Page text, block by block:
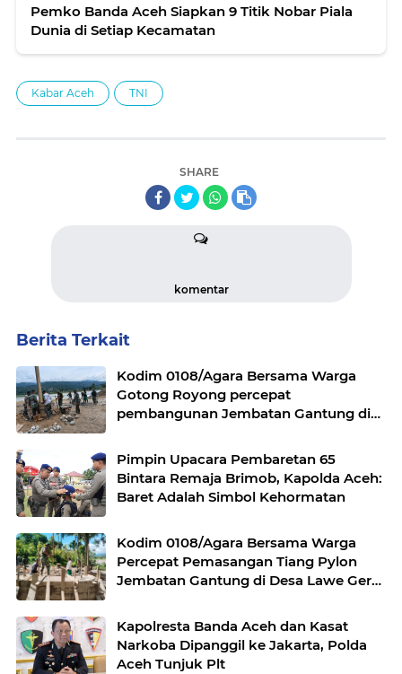
Pemko Banda Aceh Siapkan 9 Titik Nobar Piala
Dunia di Setiap Kecamatan
Kabar Aceh TNI
SHARE
komentar
Berita Terkait
Kodim 0108/Agara Bersama Warga
Gotong Royong percepat
pembangunan Jembatan Gantung di
Pimpin Upacara Pembaretan 65
Bintara Remaja Brimob, Kapolda Aceh:
Baret Adalah Simbol Kehormatan
Kodim 0108/Agara Bersama Warga
Percepat Pemasangan Tiang Pylon
Jembatan Gantung di Desa Lawe Ger-
Kapolresta Banda Aceh dan Kasat
Narkoba Dipanggil ke Jakarta, Polda
Aceh Tunjuk Plt